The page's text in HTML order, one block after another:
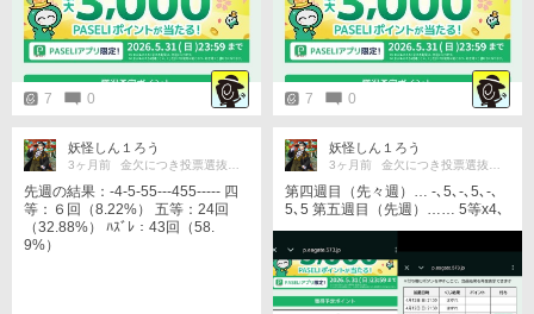
7 0 7 0
妖怪しん１ろう
3ヶ月前 金欠につき投票選抜戦期間中は休麻格
先週の結果：-4-5-55---455----- 四
等：６回（8.22%） 五等：24回
（32.88%） ﾊｽﾞﾚ：43回（58.
9%）
妖怪しん１ろう
3ヶ月前 金欠につき投票選抜戦期間中は休麻格
第四週目（先々週）… -､5､-､5､-､
5､5 第五週目（先週）…… 5等x4､
はずれx6､-､5､-､4､-､- 第六週目
（今週）…… -､-､-､-､-､-､-､5 四等
４回（ 7.27%） 五等19回（39.5
5%） ﾊｽﾞﾚ32回（58.18%）